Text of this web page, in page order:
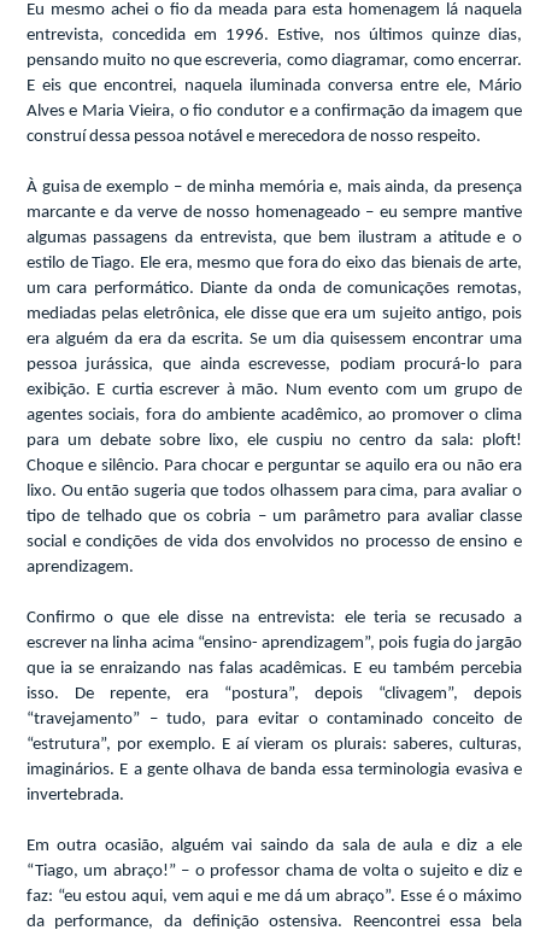
Eu mesmo achei o fio da meada para esta homenagem lá naquela
entrevista, concedida em 1996. Estive, nos últimos quinze dias,
pensando muito no que escreveria, como diagramar, como encerrar.
E eis que encontrei, naquela iluminada conversa entre ele, Mário
Alves e Maria Vieira, o fio condutor e a confirmação da imagem que
construí dessa pessoa notável e merecedora de nosso respeito.
À guisa de exemplo – de minha memória e, mais ainda, da presença
marcante e da verve de nosso homenageado – eu sempre mantive
algumas passagens da entrevista, que bem ilustram a atitude e o
estilo de Tiago. Ele era, mesmo que fora do eixo das bienais de arte,
um cara performático. Diante da onda de comunicações remotas,
mediadas pelas eletrônica, ele disse que era um sujeito antigo, pois
era alguém da era da escrita. Se um dia quisessem encontrar uma
pessoa jurássica, que ainda escrevesse, podiam procurá-lo para
exibição. E curtia escrever à mão. Num evento com um grupo de
agentes sociais, fora do ambiente acadêmico, ao promover o clima
para um debate sobre lixo, ele cuspiu no centro da sala: ploft!
Choque e silêncio. Para chocar e perguntar se aquilo era ou não era
lixo. Ou então sugeria que todos olhassem para cima, para avaliar o
tipo de telhado que os cobria – um parâmetro para avaliar classe
social e condições de vida dos envolvidos no processo de ensino e
aprendizagem.
Confirmo o que ele disse na entrevista: ele teria se recusado a
escrever na linha acima “ensino- aprendizagem”, pois fugia do jargão
que ia se enraizando nas falas acadêmicas. E eu também percebia
isso. De repente, era “postura”, depois “clivagem”, depois
“travejamento” – tudo, para evitar o contaminado conceito de
“estrutura”, por exemplo. E aí vieram os plurais: saberes, culturas,
imaginários. E a gente olhava de banda essa terminologia evasiva e
invertebrada.
Em outra ocasião, alguém vai saindo da sala de aula e diz a ele
“Tiago, um abraço!” – o professor chama de volta o sujeito e diz e
faz: “eu estou aqui, vem aqui e me dá um abraço”. Esse é o máximo
da performance, da definição ostensiva. Reencontrei essa bela